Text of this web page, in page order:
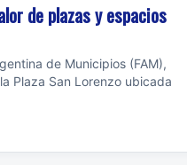
de plazas y espacios
de Municipios (FAM),
Plaza San Lorenzo ubicada